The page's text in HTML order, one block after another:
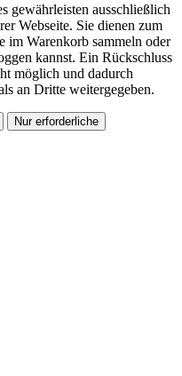
gewährleisten ausschließlich
Webseite. Sie dienen zum
im Warenkorb sammeln oder
kannst. Ein Rückschluss
möglich und dadurch
an Dritte weitergegeben.
Nur erforderliche